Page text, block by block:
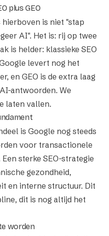
plus GEO
is niet "stap
AI". Het is: rij op twee
is helder: klassieke SEO
levert nog het
en GEO is de extra laag
antwoorden. We
laten vallen.
is Google nog steeds
voor transactionele
sterke SEO-strategie
gezondheid,
en interne structuur. Dit
dit is nog altijd het
worden